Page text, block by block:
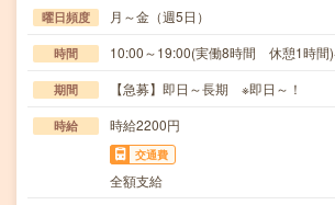
曜日頻度 月～金（週5日）
時間 10:00～19:00(実働8時間 休憩1時間
期間 【急募】即日～長期 ※即日～！
時給 時給2200円
交通費
全額支給